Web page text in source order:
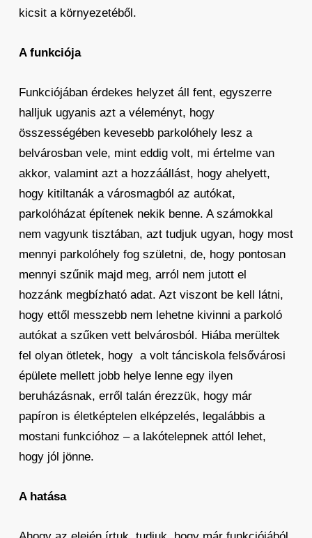
kicsit a környezetéből.
A funkciója
Funkciójában érdekes helyzet áll fent, egyszerre
halljuk ugyanis azt a véleményt, hogy
összességében kevesebb parkolóhely lesz a
belvárosban vele, mint eddig volt, mi értelme van
akkor, valamint azt a hozzáállást, hogy ahelyett,
hogy kitiltanák a városmagból az autókat,
parkolóházat építenek nekik benne. A számokkal
nem vagyunk tisztában, azt tudjuk ugyan, hogy most
mennyi parkolóhely fog születni, de, hogy pontosan
mennyi szűnik majd meg, arról nem jutott el
hozzánk megbízható adat. Azt viszont be kell látni,
hogy ettől messzebb nem lehetne kivinni a parkoló
autókat a szűken vett belvárosból. Hiába merültek
fel olyan ötletek, hogy a volt tánciskola felsővárosi
épülete mellett jobb helye lenne egy ilyen
beruházásnak, erről talán érezzük, hogy már
papíron is életképtelen elképzelés, legalábbis a
mostani funkcióhoz – a lakótelepnek attól lehet,
hogy jól jönne.
A hatása